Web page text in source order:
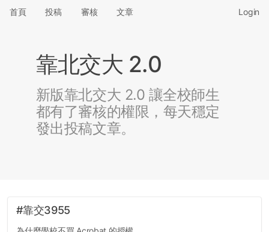
首頁 投稿 審核 文章 Login
靠北交大 2.0
新版靠北交大 2.0 讓全校師生
都有了審核的權限，每天穩定
發出投稿文章。
#靠交3955